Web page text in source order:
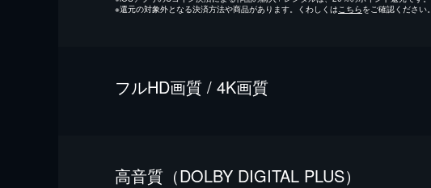
※還元の対象外となる決済方法や商品があります。くわしくは こちらをご確認ください。
フルHD画質 / 4K画質
⾼⾳質（DOLBY DIGITAL PLUS）